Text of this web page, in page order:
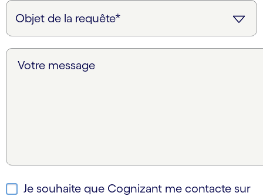
Votre message
Je souhaite que Cognizant me contacte sur